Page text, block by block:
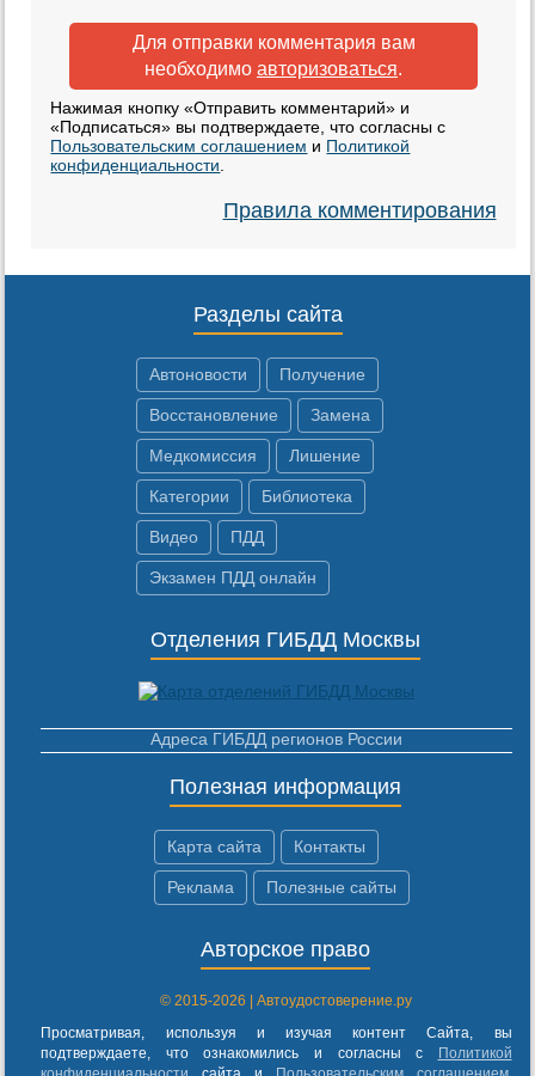
Для отправки комментария вам
необходимо авторизоваться.
Нажимая кнопку «Отправить комментарий» и
«Подписаться» вы подтверждаете, что согласны с
Пользовательским соглашением и Политикой
конфиденциальности
Правила комментирования
Разделы сайта
Автоновости Получение
Восстановление Замена
Медкомиссия Лишение
Категории Библиотека
Видео ПДД
Экзамен ПДД онлайн
Отделения ГИБДД Москвы
Адреса ГИБДД регионов России
Полезная информация
Карта сайта Контакты
Реклама Полезные сайты
Авторское право
© 2015-2026 | Автоудостоверение.ру
Просматривая, используя и изучая контент Сайта, вы
подтверждаете, что ознакомились и согласны с
Политикой